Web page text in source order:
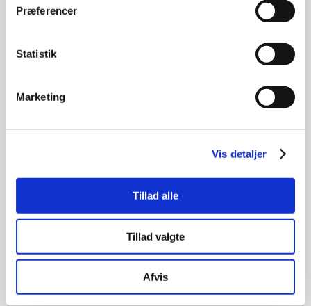
Præferencer
Statistik
Marketing
Vis detaljer
Tillad alle
Tillad valgte
Afvis
Vores skadecenter prioriterer hurtig og professionel hjælp til
lånebil fra os.
Udretning af buler på din bil
Vores pladeværksted har kompetencer inden for udretning af